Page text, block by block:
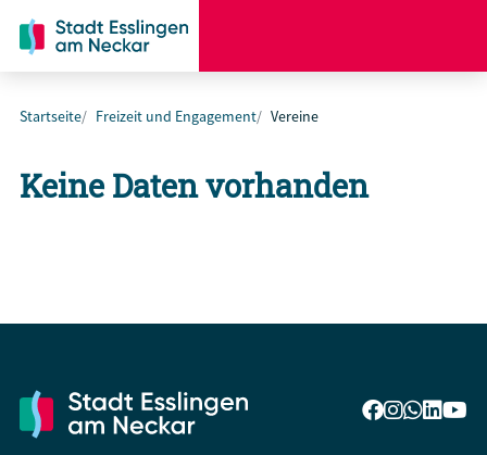
Startseite Freizeit und Engagement Vereine
Keine Daten vorhanden